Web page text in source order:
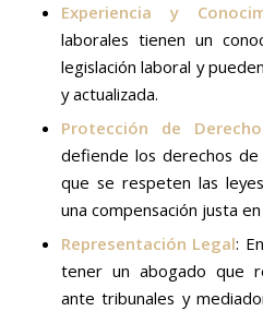
Experiencia y
laborales tienen un
legislación laboral y
y actualizada.
Protección de
defiende los derechos de
que se respeten las
una compensación justa
Representación Legal:
tener un abogado que
ante tribunales y